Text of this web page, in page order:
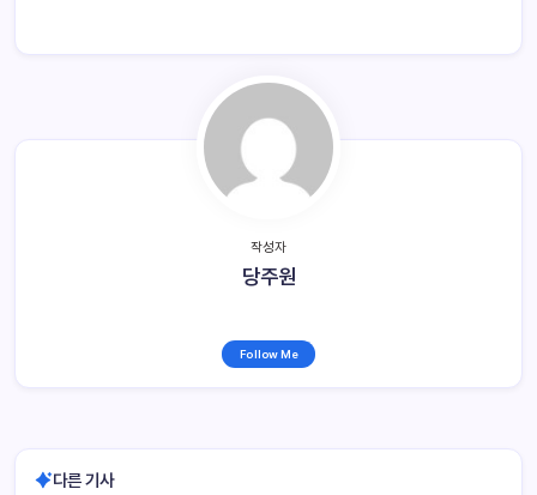
작성자
당주원
Follow Me
다른 기사